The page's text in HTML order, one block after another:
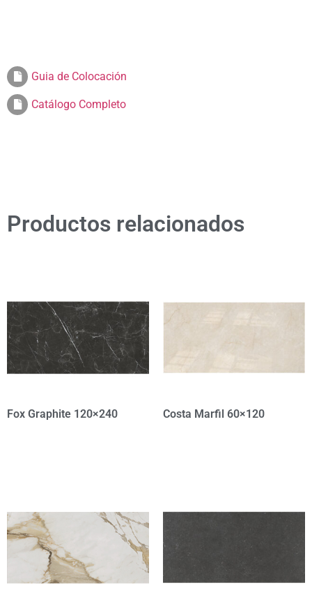
Guia de Colocación
Catálogo Completo
Productos relacionados
Fox Graphite 120×240 Costa Marfil 60×120